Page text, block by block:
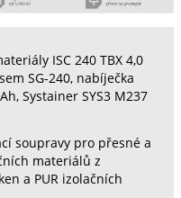
ISC 240 TBX 4,0
SG-240, nabíječka
Systainer SYS3 M237
soupravy pro přesné a
materiálů z
a PUR izolačních